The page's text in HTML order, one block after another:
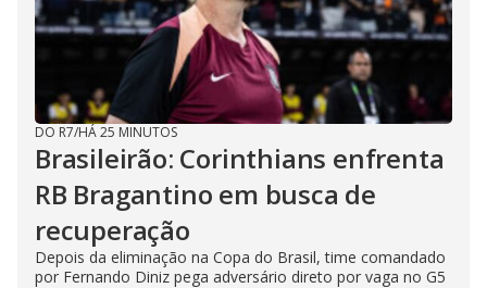
DO R7/HÁ 25 MINUTOS
Brasileirão: Corinthians enfrenta
RB Bragantino em busca de
recuperação
Depois da eliminação na Copa do Brasil, time comandado
por Fernando Diniz pega adversário direto por vaga no G5